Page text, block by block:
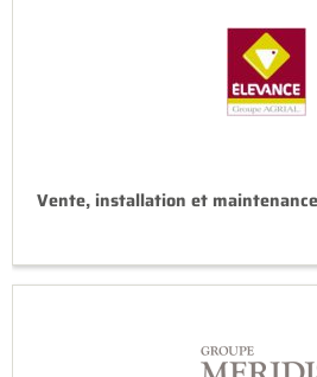
Vente, installation et